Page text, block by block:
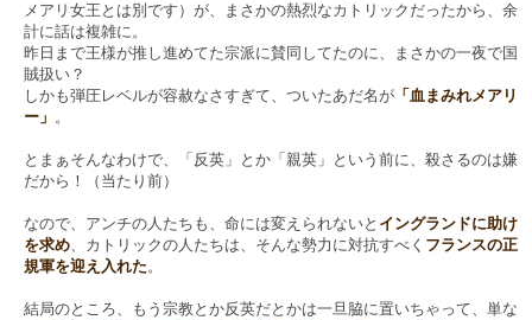
メアリ女王とは別です）が、まさかの熱烈なカトリックだったから、余
計に話は複雑に。
昨日まで王様が推し進めてた宗派に賛同してたのに、まさかの一夜で国
賊扱い？
しかも弾圧レベルが容赦なさすぎて、ついたあだ名が 「血まみれメアリ
ー」 。
とまぁそんなわけで、「反英」とか「親英」という前に、殺さるのは嫌
だから！（当たり前）
なので、アンチの人たちも、命には変えられないと イングランドに助け
を求め、カトリックの人たちは、そんな勢力に対抗すべく フランスの正
規軍を迎え入れた。
結局のところ、もう宗教とか反英だとかは一旦脇に置いちゃって、単な